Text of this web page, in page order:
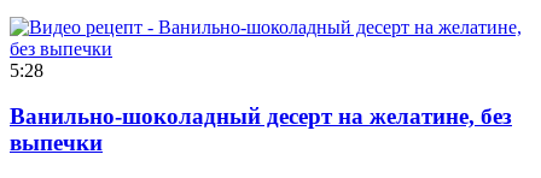
5:28
Ванильно-шоколадный десерт на желатине, без
выпечки